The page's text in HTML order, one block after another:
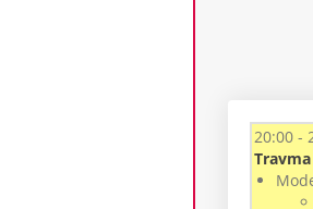
20:00 -